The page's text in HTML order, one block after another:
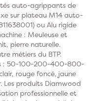
auto-agrippants de
sur plateau M14 auto-
ou Alu rigide
: Meuleuse et
pierre naturelle.
métiers du BTP.
: 50-100-200-400-800-
rouge foncé, jaune
Les produits Diamwood
professionnelle et